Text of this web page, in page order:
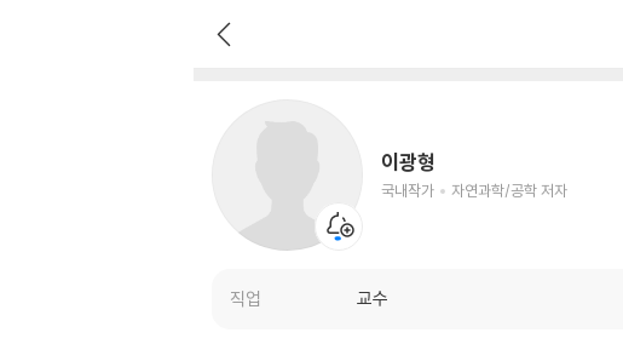
이광형
국내작가 자연과학/공학 저자
직업 교수